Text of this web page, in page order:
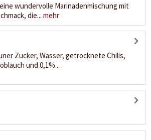
wundervolle Marinadenmischung mit
die... mehr
Zucker, Wasser, getrocknete Chilis,
und 0,1%...